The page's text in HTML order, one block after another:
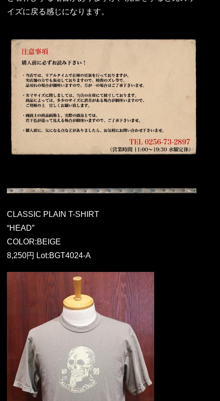
イズに戻る感じになります。
CLASSIC PLAIN T-SHIRT
“HEAD”
COLOR:BEIGE
8,250円 Lot:BGT4024-A